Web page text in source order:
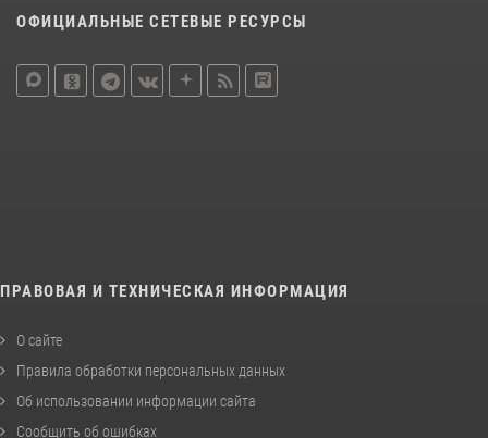
ОФИЦИАЛЬНЫЕ СЕТЕВЫЕ РЕСУРСЫ
ПРАВОВАЯ И ТЕХНИЧЕСКАЯ ИНФОРМАЦИЯ
О сайте
Правила обработки персональных данных
Об использовании информации сайта
Сообщить об ошибках